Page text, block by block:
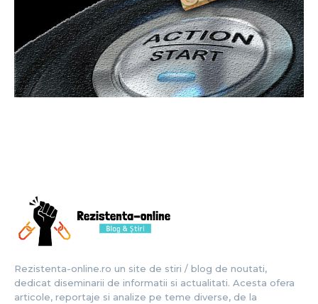
Rezistenta-online.ro un site de stiri / blog de noutati,
dedicat diseminarii de informatii si actualitati. Acesta ofera
articole, reportaje si analize pe teme diverse, de la